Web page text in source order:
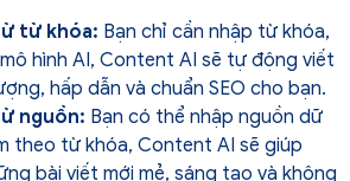
từ khóa: Bạn chỉ cần nhập từ khóa,
hình AI, Content AI sẽ tự động viết
hấp dẫn và chuẩn SEO cho bạn.
nguồn: Bạn có thể nhập nguồn dữ
theo từ khóa, Content AI sẽ giúp
bài viết mới mẻ, sáng tạo và không